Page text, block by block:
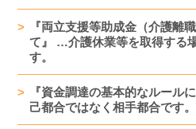
『両立支援等助成金（介護離
て』 …介護休業等を取得する
す。
『資金調達の基本的なルール
己都合ではなく相手都合です。